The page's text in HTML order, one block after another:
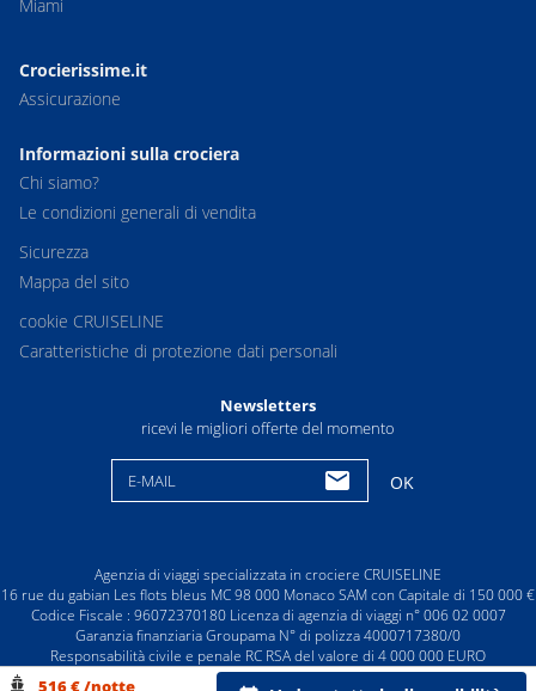
516 € /notte
Miami
Crocierissime.it
Assicurazione
Informazioni sulla crociera
Chi siamo?
Le condizioni generali di vendita
Sicurezza
Mappa del sito
cookie CRUISELINE
Caratteristiche di protezione dati personali
Newsletters
ricevi le migliori offerte del momento
E-MAIL OK
Agenzia di viaggi specializzata in crociere CRUISELINE
16 rue du gabian Les flots bleus MC 98 000 Monaco SAM con Capitale di 150 000 €
Codice Fiscale : 96072370180 Licenza di agenzia di viaggi n° 006 02 0007
Garanzia finanziaria Groupama N° di polizza 4000717380/0
Responsabilità civile e penale RC RSA del valore di 4 000 000 EURO
© CRUISELINE 2026 - all rights reserved